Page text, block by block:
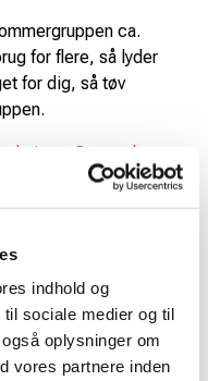
indhold og
sociale medier og til
oplysninger om
vores partnere inden
ca.
for flere, så lyder
for dig, så tøv
Danmarks